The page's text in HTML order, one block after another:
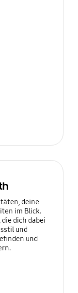
deine
im Blick.
dich dabei
und
und